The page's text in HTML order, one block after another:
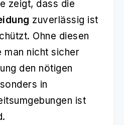
zeigt, dass die
zuverlässig ist
Ohne diesen
man nicht sicher
den nötigen
in
ist